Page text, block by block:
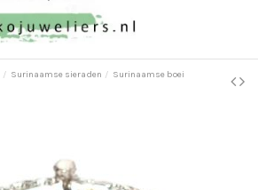
Surinaamse sieraden
Surinaamse boei